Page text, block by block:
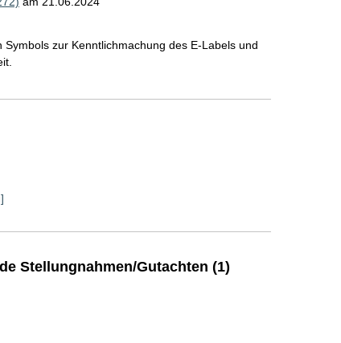
zur Kenntlichmachung des E-Labels und
Stellungnahmen/Gutachten (1)